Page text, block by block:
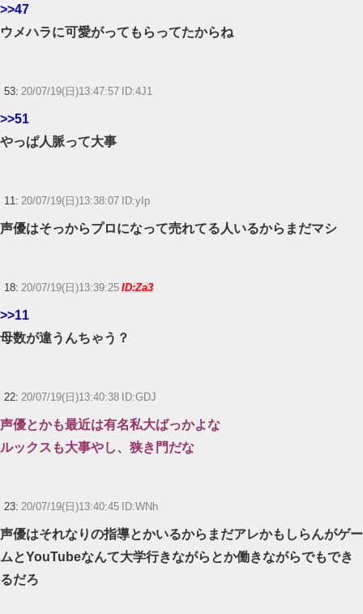
>>47
ウメハラに可愛がってもらってたからね
53: 20/07/19(日)13:47:57 ID:4J1
>>51
やっぱ人脈って大事
11: 20/07/19(日)13:38:07 ID:yIp
声優はそっからプロになって売れてる人いるからまだマシ
18: 20/07/19(日)13:39:25 ID:Za3
>>11
母数が違うんちゃう？
22: 20/07/19(日)13:40:38 ID:GDJ
声優とかも最近は有名私大ばっかよな
ルックスも大事やし、狭き門だな
23: 20/07/19(日)13:40:45 ID:WNh
声優はそれなりの指導とかいるからまだアレかもしらんがゲー
ムとYouTubeなんて大学行きながらとか働きながらでもでき
るだろ